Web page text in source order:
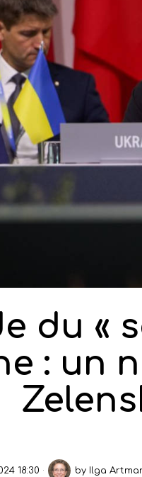
du «
: un
18:30 by Ilga